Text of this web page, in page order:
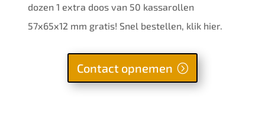
dozen 1 extra doos van 50 kassarollen
57x65x12 mm gratis! Snel bestellen, klik hier.
Contact opnemen